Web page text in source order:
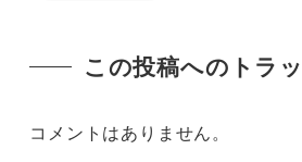
この投稿へのトラ
コメントはありません。